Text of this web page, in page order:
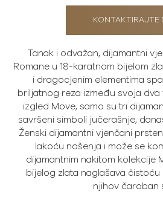
KONTAKTIRAJTE
Tanak i odvažan, dijamantni
Romane u 18-karatnom bijelom
i dragocjenim elementima
briljatnog reza između svoja dva
izgled Move, samo su tri
savršeni simboli jučerašnje,
Ženski dijamantni vjenčani
lakoću nošenja i može se
dijamantnim nakitom kolekcije
bijelog zlata naglašava čistoću
njihov čaroban